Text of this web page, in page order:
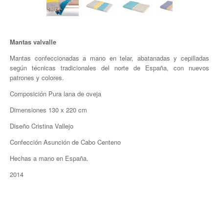
Mantas valvalle
Mantas confeccionadas a mano en telar, abatanadas y cepilladas
según técnicas tradicionales del norte de España, con nuevos
patrones y colores.
Composición Pura lana de oveja
Dimensiones 130 x 220 cm
Diseño Cristina Vallejo
Confección Asunción de Cabo Centeno
Hechas a mano en España.
2014